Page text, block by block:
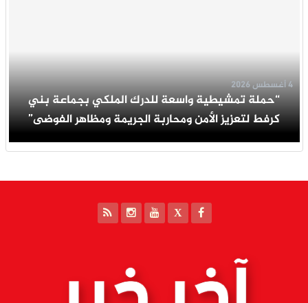
“حملة تمشيطية واسعة للدرك الملكي بجماعة بني
كرفط لتعزيز الأمن ومحاربة الجريمة ومظاهر الفوضى”
4 أغسطس 2026